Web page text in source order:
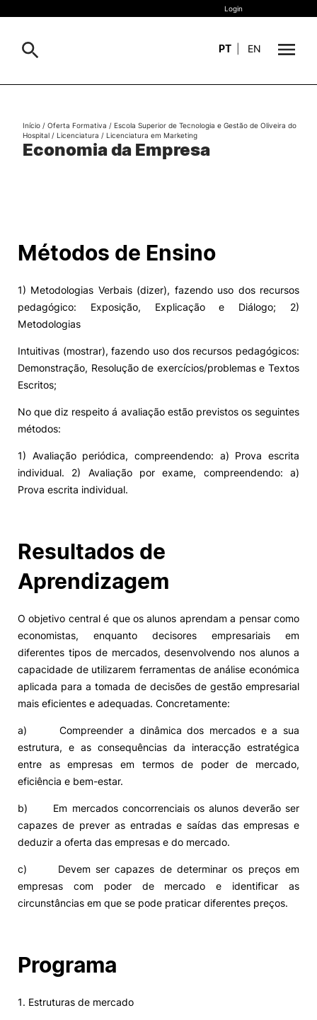
Estudar
II&D e Empresas
Ação Social
Alumni
Projetos PRR
Magazine
Eventos
Login
PT EN
Pesquisa
Economia da Empresa
Início / Oferta Formativa / Escola Superior de Tecnologia e Gestão de Oliveira do
Hospital / Licenciatura / Licenciatura em Marketing
Métodos de Ensino
1) Metodologias Verbais (dizer), fazendo uso dos recursos
pedagógico: Exposição, Explicação e Diálogo; 2)
Metodologias
Intuitivas (mostrar), fazendo uso dos recursos pedagógicos:
Demonstração, Resolução de exercícios/problemas e Textos
Escritos;
No que diz respeito á avaliação estão previstos os seguintes
métodos:
1) Avaliação periódica, compreendendo: a) Prova escrita
individual. 2) Avaliação por exame, compreendendo: a)
Prova escrita individual.
Resultados de
Aprendizagem
O objetivo central é que os alunos aprendam a pensar como
economistas, enquanto decisores empresariais em
diferentes tipos de mercados, desenvolvendo nos alunos a
capacidade de utilizarem ferramentas de análise económica
aplicada para a tomada de decisões de gestão empresarial
mais eficientes e adequadas. Concretamente:
a) Compreender a dinâmica dos mercados e a sua
estrutura, e as consequências da interacção estratégica
entre as empresas em termos de poder de mercado,
eficiência e bem-estar.
b) Em mercados concorrenciais os alunos deverão ser
capazes de prever as entradas e saídas das empresas e
deduzir a oferta das empresas e do mercado.
c) Devem ser capazes de determinar os preços em
empresas com poder de mercado e identificar as
circunstâncias em que se pode praticar diferentes preços.
Programa
1. Estruturas de mercado